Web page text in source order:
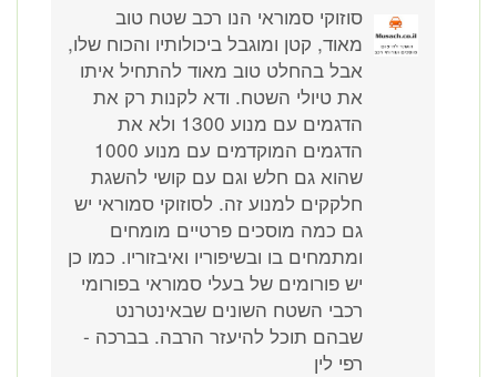
סוזוקי סמוראי הנו רכב שטח טוב
מאוד, קטן ומוגבל ביכולותיו והכוח שלו,
אבל בהחלט טוב מאוד להתחיל איתו
את טיולי השטח. ודא לקנות רק את
הדגמים עם מנוע 1300 ולא את
הדגמים המוקדמים עם מנוע 1000
שהוא גם חלש וגם עם קושי להשגת
חלקקים למנוע זה. לסוזוקי סמוראי יש
גם כמה מוסכים פרטיים מומחים
ומתמחים בו ובשיפוריו ואיבזוריו. כמו כן
יש פורומים של בעלי סמוראי בפורומי
רכבי השטח השונים שבאינטרנט
שבהם תוכל להיעזר הרבה. בברכה -
רפי לין